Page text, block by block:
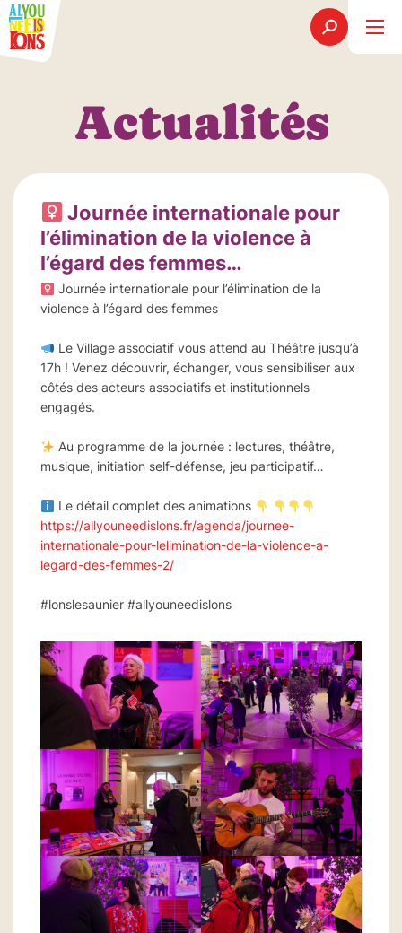
Actualités
Journée internationale pour
l’élimination de la violence à
l’égard des femmes…
Journée internationale pour l’élimination de la
violence à l’égard des femmes
Le Village associatif vous attend au Théâtre jusqu’à
17h ! Venez découvrir, échanger, vous sensibiliser aux
côtés des acteurs associatifs et institutionnels
engagés.
Au programme de la journée : lectures, théâtre,
musique, initiation self-défense, jeu participatif…
Le détail complet des animations
https://allyouneedislons.fr/agenda/journee-
internationale-pour-lelimination-de-la-violence-a-
legard-des-femmes-2/
#lonslesaunier #allyouneedislons